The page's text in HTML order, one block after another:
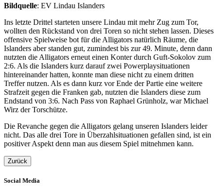
Bildquelle: EV Lindau Islanders
Ins letzte Drittel starteten unsere Lindau mit mehr Zug zum Tor,
wollten den Rückstand von drei Toren so nicht stehen lassen. Dieses
offensive Spielweise bot für die Alligators natürlich Räume, die
Islanders aber standen gut, zumindest bis zur 49. Minute, denn dann
nutzten die Alligators erneut einen Konter durch Guft-Sokolov zum
2:6. Als die Islanders kurz darauf zwei Powerplaysituationen
hintereinander hatten, konnte man diese nicht zu einem dritten
Treffer nutzen. Als es dann kurz vor Ende der Partie eine weitere
Strafzeit gegen die Franken gab, nutzten die Islanders diese zum
Endstand von 3:6. Nach Pass von Raphael Grünholz, war Michael
Wirz der Torschütze.
Die Revanche gegen die Alligators gelang unseren Islanders leider
nicht. Das alle drei Tore in Überzahlsituationen gefallen sind, ist ein
positiver Aspekt denn man aus diesem Spiel mitnehmen kann.
Zurück
Social Media